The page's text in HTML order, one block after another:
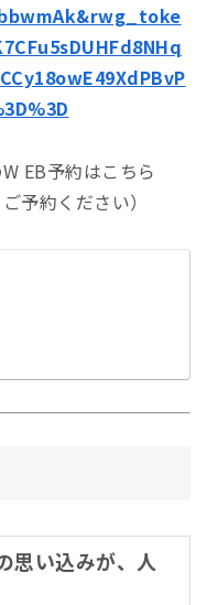
EB予約はこちら
予約ください）
思い込みが、人